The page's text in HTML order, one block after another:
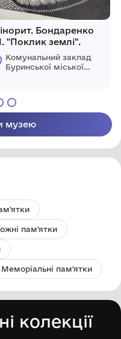
Бондаренко
"Поклик землі".
Комунальний заклад
Буринської міської
музею
пам'ятки
Меморіальні пам'ятки
колекції